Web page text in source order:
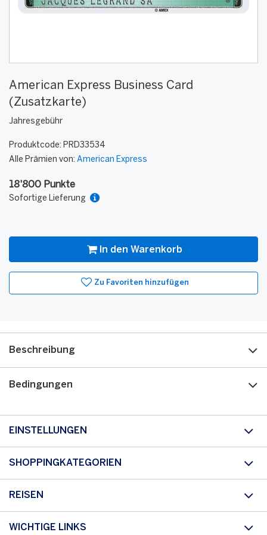
American Express Business Card
(Zusatzkarte)
Jahresgebühr
Produktcode: PRD33534
Alle Prämien von: American Express
18'800 Punkte
Sofortige Lieferung
In den Warenkorb
Zu Favoriten hinzufügen
Beschreibung
Bedingungen
EINSTELLUNGEN
SHOPPINGKATEGORIEN
REISEN
WICHTIGE LINKS